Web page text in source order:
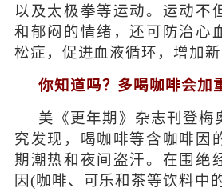
以及太极拳等运动。运动不
和郁闷的情绪，还可防治心
松症，促进血液循环，增加新
你知道吗？多喝咖啡会加
美《更年期》杂志刊登梅
究发现，喝咖啡等含咖啡因
期潮热和夜间盗汗。在围绝
因(咖啡、可乐和茶等饮料中